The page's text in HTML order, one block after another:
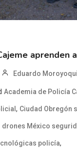
aprenden
Eduardo Moroyoqui
Academia de Policía
, Ciudad Obregón
drones México
policía,